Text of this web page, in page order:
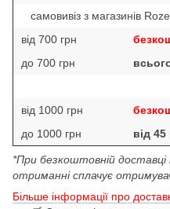
самовивіз з магазинів
від 700 грн
до 700 грн
від 1000 грн
до 1000 грн
від 45
*При безкоштовній доставці
отриманні сплачує
Більше інформації про